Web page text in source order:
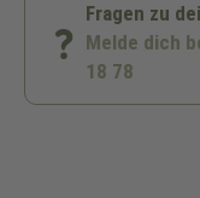
Fragen zu
Melde dich
18 78